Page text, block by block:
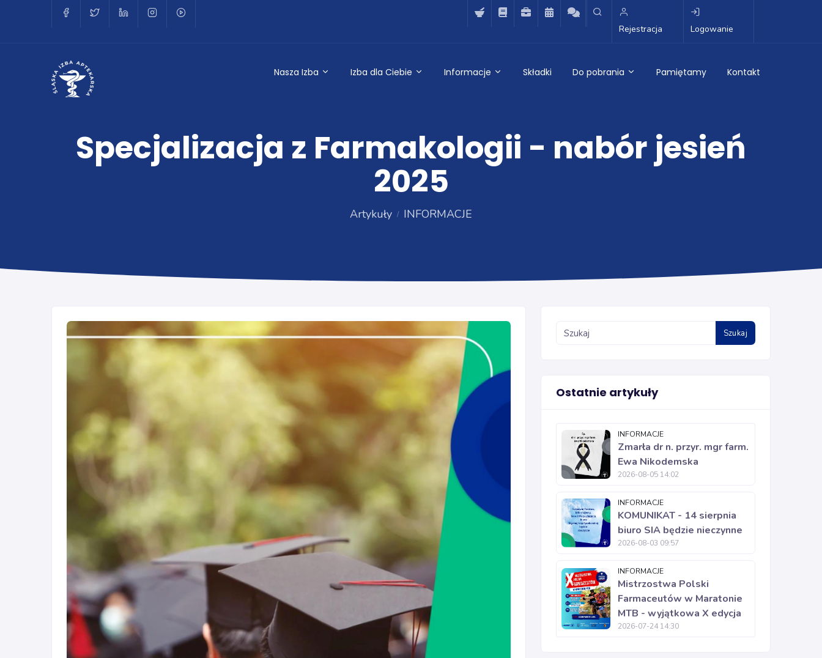
Rejestracja Logowanie
Nasza Izba Izba dla Ciebie Informacje Składki Do pobrania Pamiętamy Kontakt
Specjalizacja z Farmakologii - nabór jesień
2025
Artykuły INFORMACJE
Szukaj
Ostatnie artykuły
INFORMACJE
Zmarła dr n. przyr. mgr farm.
Ewa Nikodemska
2026-08-05 14:02
INFORMACJE
KOMUNIKAT - 14 sierpnia
biuro SIA będzie nieczynne
2026-08-03 09:57
INFORMACJE
Mistrzostwa Polski
Farmaceutów w Maratonie
MTB - wyjątkowa X edycja
2026-07-24 14:30